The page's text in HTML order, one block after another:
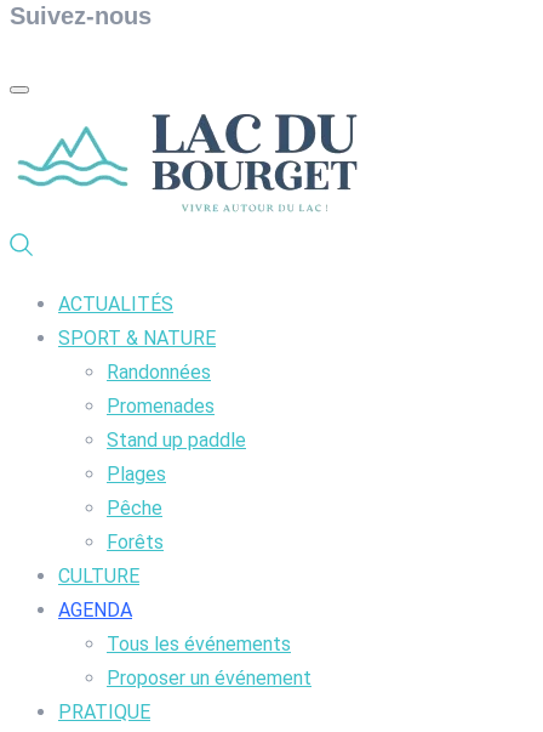
Suivez-nous
ACTUALITÉS
SPORT & NATURE
Randonnées
Promenades
Stand up paddle
Plages
Pêche
Forêts
CULTURE
AGENDA
Tous les événements
Proposer un événement
PRATIQUE